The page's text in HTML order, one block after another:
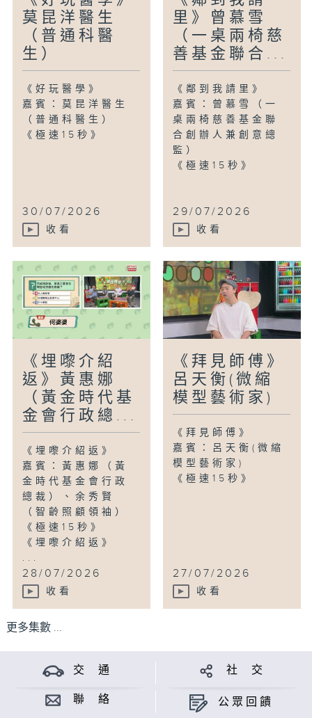
莫昆洋醫生
（普通科醫
生）
《好玩醫學》
嘉賓：莫昆洋醫生
（普通科醫生）
《極速15秒》
30/07/2026
收看
里》曾慕雪
（一桌兩椅慈
善基金聯合...
《鄰到我請里》
嘉賓：曾慕雪（一
桌兩椅慈善基金聯
合創辦人兼創意總
監）
《極速15秒》
29/07/2026
收看
《埋嚟介紹
返》黃惠娜
（黃金時代基
金會行政總...
《埋嚟介紹返》
嘉賓：黃惠娜（黃
金時代基金會行政
總裁）、余秀賢
（智齡照顧領袖）
《極速15秒》
《埋嚟介紹返》
...
28/07/2026
收看
《拜見師傅》
呂天衡(微縮
模型藝術家)
《拜見師傅》
嘉賓：呂天衡(微縮
模型藝術家)
《極速15秒》
27/07/2026
收看
更多集數 ...
交 通 社 交
聯 絡 公眾回饋